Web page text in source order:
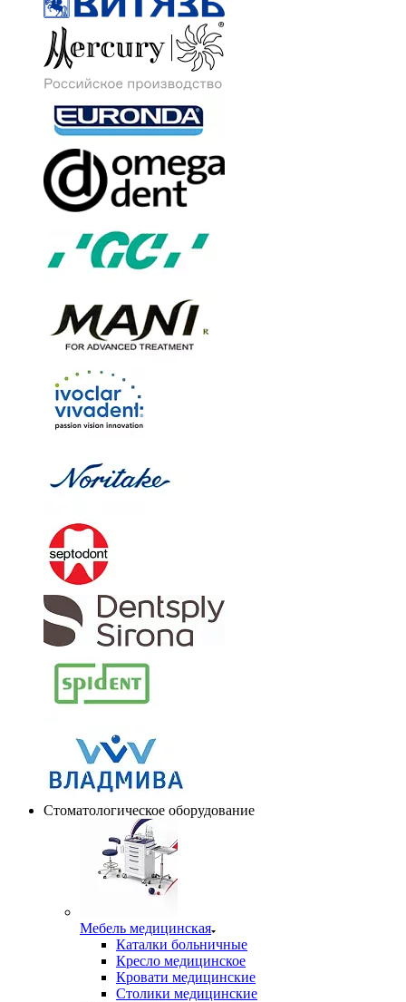
Стоматологическое оборудование
Мебель медицинская
Каталки больничные
Кресло медицинское
Кровати медицинские
Столики медицинские